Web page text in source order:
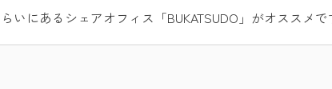
いにあるシェアオフィス「BUKATSUDO」がオススメで